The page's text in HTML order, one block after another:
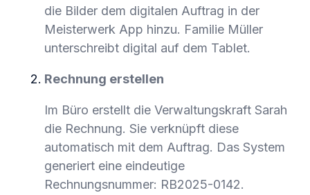
die Bilder dem digitalen Auftrag in der
Meisterwerk App hinzu. Familie Müller
unterschreibt digital auf dem Tablet.
Rechnung erstellen
Im Büro erstellt die Verwaltungskraft Sarah
die Rechnung. Sie verknüpft diese
automatisch mit dem Auftrag. Das System
generiert eine eindeutige
Rechnungsnummer: RB2025-0142.